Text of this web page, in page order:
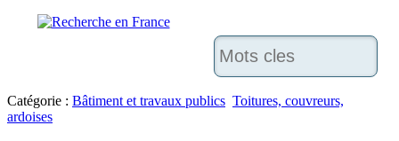
Catégorie : Bâtiment et travaux publics Toitures, couvreurs,
ardoises